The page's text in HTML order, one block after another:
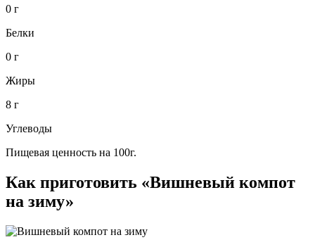
0 г
Белки
0 г
Жиры
8 г
Углеводы
Пищевая ценность на 100г.
Как приготовить «Вишневый компот
на зиму»